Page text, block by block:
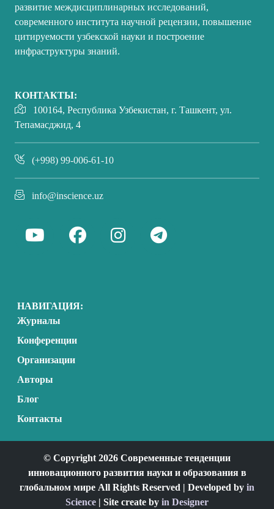
развитие междисциплинарных исследований,
современного института научной рецензии, повышение
цитируемости узбекской науки и построение
инфраструктуры знаний.
КОНТАКТЫ:
100164, Республика Узбекистан, г. Ташкент, ул.
Тепамасджид, 4
(+998) 99-006-61-10
info@inscience.uz
НАВИГАЦИЯ:
Журналы
Конференции
Организации
Авторы
Блог
Контакты
© Copyright 2026 Современные тенденции
инновационного развития науки и образования в
глобальном мире All Rights Reserved | Developed by in
Science | Site create by in Designer